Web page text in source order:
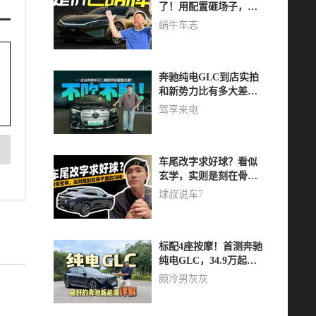
了！用配置砸场子，盲
猜23万起步能热销？
蜗牛车志
奔驰纯电GLC到店实拍
和新势力比有多大差
距？
驾享来电
车尾改字求好球？看似
玄学，实则是刻在骨子
里的习俗
球叔说车7
标配4座按摩！首测奔驰
纯电GLC，34.9万起续
航703km
颇冷男灰灰